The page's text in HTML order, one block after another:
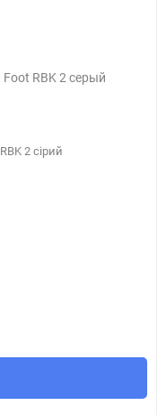
RBK 2 серый
RBK 2 сірий